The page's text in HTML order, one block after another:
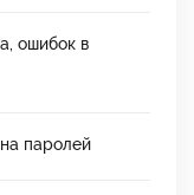
ошибок в
паролей